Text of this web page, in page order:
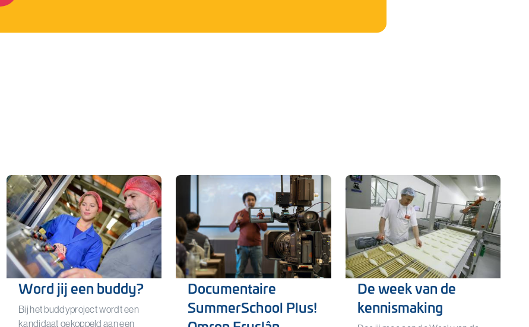
Word jij een buddy?
Bij het buddyproject wordt een
kandidaat gekoppeld aan een
Documentaire
SummerSchool Plus!
De week van de
kennismaking